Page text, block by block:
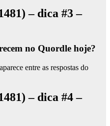
– dica #3 –
no Quordle hoje?
entre as respostas do
– dica #4 –